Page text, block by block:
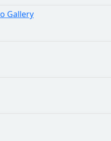
Gallery